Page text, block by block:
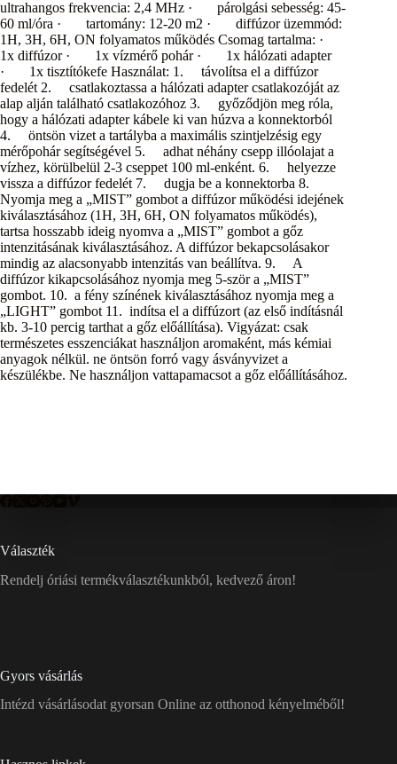
ultrahangos frekvencia: 2,4 MHz · párolgási sebesség: 45-
60 ml/óra · tartomány: 12-20 m2 · diffúzor üzemmód:
1H, 3H, 6H, ON folyamatos működés Csomag tartalma: ·
1x diffúzor · 1x vízmérő pohár · 1x hálózati adapter
· 1x tisztítókefe Használat: 1. távolítsa el a diffúzor
fedelét 2. csatlakoztassa a hálózati adapter csatlakozóját az
alap alján található csatlakozóhoz 3. győződjön meg róla,
hogy a hálózati adapter kábele ki van húzva a konnektorból
4. öntsön vizet a tartályba a maximális szintjelzésig egy
mérőpohár segítségével 5. adhat néhány csepp illóolajat a
vízhez, körülbelül 2-3 cseppet 100 ml-enként. 6. helyezze
vissza a diffúzor fedelét 7. dugja be a konnektorba 8.
Nyomja meg a „MIST” gombot a diffúzor működési idejének
kiválasztásához (1H, 3H, 6H, ON folyamatos működés),
tartsa hosszabb ideig nyomva a „MIST” gombot a gőz
intenzitásának kiválasztásához. A diffúzor bekapcsolásakor
mindig az alacsonyabb intenzitás van beállítva. 9. A
diffúzor kikapcsolásához nyomja meg 5-ször a „MIST”
gombot. 10. a fény színének kiválasztásához nyomja meg a
„LIGHT” gombot 11. indítsa el a diffúzort (az első indításnál
kb. 3-10 percig tarthat a gőz előállítása). Vigyázat: csak
természetes esszenciákat használjon aromaként, más kémiai
anyagok nélkül. ne öntsön forró vagy ásványvizet a
készülékbe. Ne használjon vattapamacsot a gőz előállításához.
Választék
Rendelj óriási termékválasztékunkból, kedvező áron!
Gyors vásárlás
Intézd vásárlásodat gyorsan Online az otthonod kényelméből!